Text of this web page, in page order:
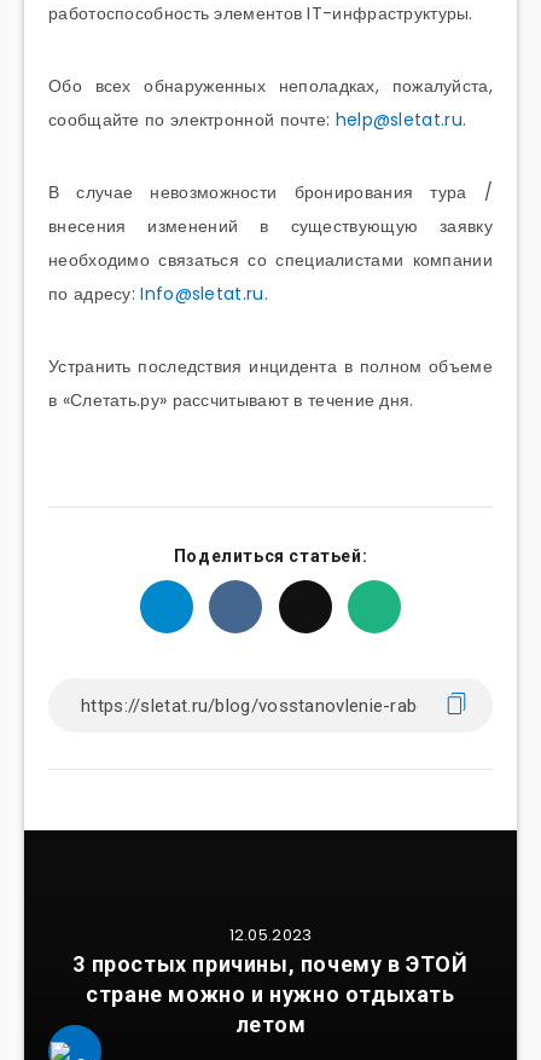
работоспособность элементов IT-инфраструктуры.
Обо всех обнаруженных неполадках, пожалуйста,
сообщайте по электронной почте: help@sletat.ru.
В случае невозможности бронирования тура /
внесения изменений в существующую заявку
необходимо связаться со специалистами компании
по адресу:Info@sletat.ru.
Устранить последствия инцидента в полном объеме
в «Слетать.ру» рассчитывают в течение дня.
Поделиться статьей:
12.05.2023
3 простых причины, почему в ЭТОЙ
стране можно и нужно отдыхать
летом